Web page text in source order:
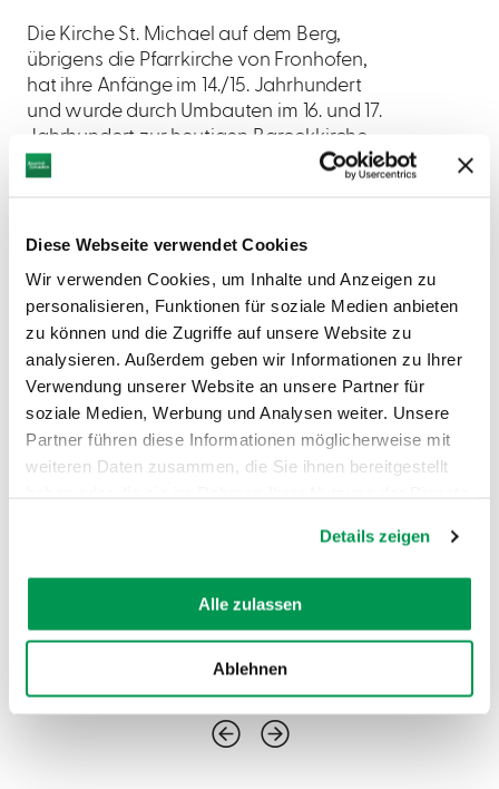
Diese Webseite verwendet Cookies
Wir verwenden Cookies, um Inhalte und Anzeigen zu
personalisieren, Funktionen für soziale Medien anbieten
zu können und die Zugriffe auf unsere Website zu
analysieren. Außerdem geben wir Informationen zu Ihrer
Verwendung unserer Website an unsere Partner für
soziale Medien, Werbung und Analysen weiter. Unsere
Partner führen diese Informationen möglicherweise mit
weiteren Daten zusammen, die Sie ihnen bereitgestellt
Details zeigen
Alle zulassen
Ablehnen
Die Kirche St. Michael auf dem Berg,
übrigens die Pfarrkirche von Fronhofen,
hat ihre Anfänge im 14./15. Jahrhundert
und wurde durch Umbauten im 16. und 17.
Jahrhundert zur heutigen Barockkirche.
Im 18. Jahrhundert entstanden der Turm
unter 09089/468 vereinbart werden.
Die gemauerten Stationen des
Kreuzweges aus dem 19. Jahrhundert
begleiten die Besucher hinauf zur Kirche.
© ©